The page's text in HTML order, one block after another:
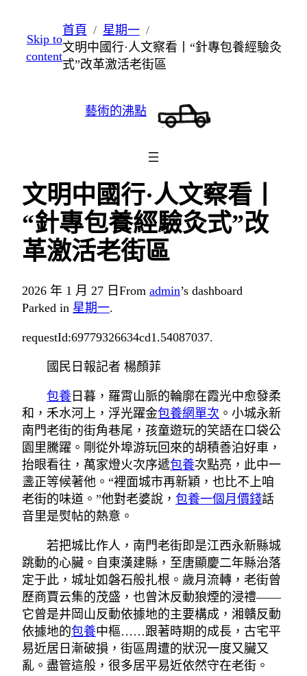
至
主
Skip to
content
首頁
星期一
文明中國行·人文察看丨“針專包養經驗灸
式”改革激活老街區
藝術的沸點
文明中國行·人文察看丨
“針專包養經驗灸式”改
革激活老街區
2026 年 1 月 27 日 From admin’s dashboard
Parked in 星期一.
requestId:69779326634cd1.54087037.
國民日報記者 楊顏菲
包養 日暮，羅霄山脈的輪廓在霞光中愈發柔
和，禾水河上，浮光躍金包養網單次 。小城永新
南門老街的街角巷尾，孩童遊玩的笑語在口袋公
園里騰躍。剛從外埠游玩回來的胡積善泊好車，
抬眼看往，萬家燈火次序遞包養次點亮，此中一
盞正等候著他。“裡面城市再新穎，也比不上咱
老街的味道。”他對老婆說， 包養一個月價錢話
音里是熨帖的熱意。
若把城比作人，南門老街即是江西永新縣城
跳動的心臟。自東漢建縣，至唐顯慶二年縣治落
定于此，城址如磐石般扎根。歲月流轉，老街曾
歷商賈云集的茂盛，也曾沐反動狼煙的浸禮——
它曾是井岡山反動依據地的主要構成，湘贛反動
依據地的包養中樞……跟著時期的成長，古宅平
易近居日漸破損，街區周遭的狀況一度又臟又
亂。盡管這般，很多居平易近依然守在老街。